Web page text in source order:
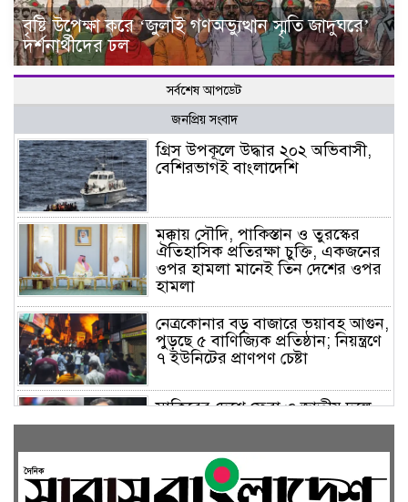
বৃষ্টি উপেক্ষা করে ‘জুলাই গণঅভ্যুত্থান স্মৃতি জাদুঘরে’
দর্শনার্থীদের ঢল
সর্বশেষ আপডেট
জনপ্রিয় সংবাদ
গ্রিস উপকূলে উদ্ধার ২০২ অভিবাসী,
বেশিরভাগই বাংলাদেশি
মক্কায় সৌদি, পাকিস্তান ও তুরস্কের
ঐতিহাসিক প্রতিরক্ষা চুক্তি, একজনের
ওপর হামলা মানেই তিন দেশের ওপর
হামলা
নেত্রকোনার বড় বাজারে ভয়াবহ আগুন,
পুড়ছে ৫ বাণিজ্যিক প্রতিষ্ঠান; নিয়ন্ত্রণে
৭ ইউনিটের প্রাণপণ চেষ্টা
সাকিবের দেশে ফেরা ও জাতীয় দলে
ফেরার সম্ভাবনা নেই, ইঙ্গিত ক্রীড়া
ফেসবুকে যুক্ত হলো বিকাশ, সহজ